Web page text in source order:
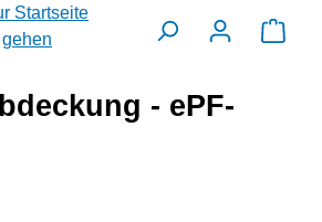
- ePF-